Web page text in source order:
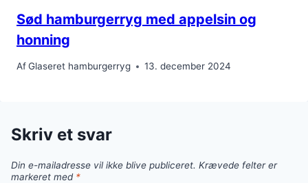
Sød hamburgerryg med appelsin og
honning
AfGlaseret hamburgerryg 13. december 2024
Skriv et svar
Din e-mailadresse vil ikke blive publiceret. Krævede felter er
markeret med *